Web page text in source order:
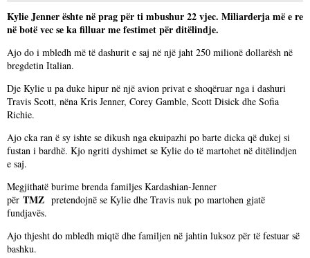
Kylie Jenner ështe në prag për ti mbushur 22 vjec. Miliarderja më e re
në botë vec se ka filluar me festimet për ditëlindje.
Ajo do i mbledh më të dashurit e saj në një jaht 250 milionë dollarësh në
bregdetin Italian.
Dje Kylie u pa duke hipur në një avion privat e shoqëruar nga i dashuri
Travis Scott, nëna Kris Jenner, Corey Gamble, Scott Disick dhe Sofia
Richie.
Ajo cka ran ë sy ishte se dikush nga ekuipazhi po barte dicka që dukej si
fustan i bardhë. Kjo ngriti dyshimet se Kylie do të martohet në ditëlindjen
e saj.
Megjithatë burime brenda familjes Kardashian-Jenner
për TMZ pretendojnë se Kylie dhe Travis nuk po martohen gjatë
fundjavës.
Ajo thjesht do mbledh miqtë dhe familjen në jahtin luksoz për të festuar së
bashku.